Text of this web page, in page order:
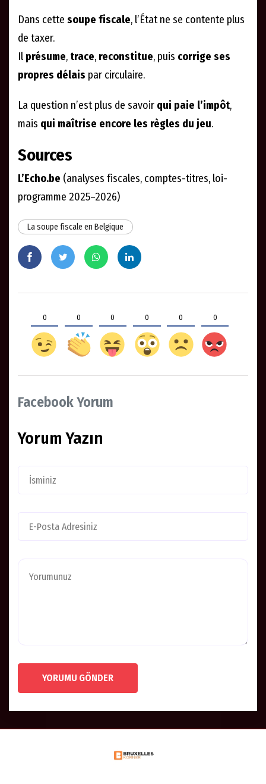
Dans cette soupe fiscale, l’État ne se contente plus
de taxer.
Il présume, trace, reconstitue, puis corrige ses
propres délais par circulaire.
La question n’est plus de savoir qui paie l’impôt,
mais qui maîtrise encore les règles du jeu.
Sources
L’Echo.be (analyses fiscales, comptes-titres, loi-
programme 2025–2026)
La soupe fiscale en Belgique
0 0 0 0 0 0
Facebook Yorum
Yorum Yazın
YORUMU GÖNDER